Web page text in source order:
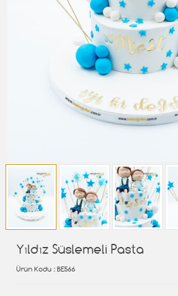
Yıldız Süslemeli Pasta
Ürün Kodu : BE566